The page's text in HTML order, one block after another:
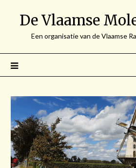
De Vlaamse
Een organisatie van de Vlaamse